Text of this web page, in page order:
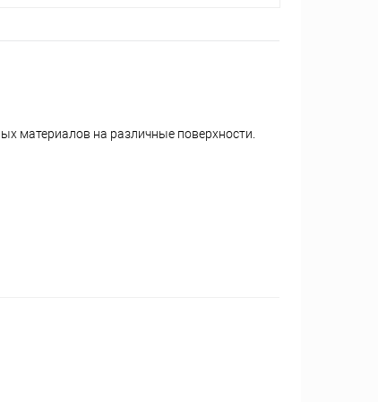
материалов на различные поверхности.